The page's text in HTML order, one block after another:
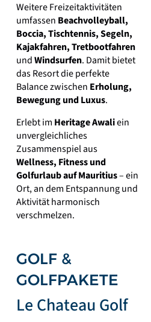
Weitere Freizeitaktivitäten
umfassen Beachvolleyball,
Boccia, Tischtennis, Segeln,
Kajakfahren, Tretbootfahren
undWindsurfen. Damit bietet
das Resort die perfekte
Balance zwischen Erholung,
Bewegung und Luxus.
Erlebt im Heritage Awaliein
unvergleichliches
Zusammenspiel aus
Wellness, Fitness und
Golfurlaub auf Mauritius– ein
Ort, an dem Entspannung und
Aktivität harmonisch
verschmelzen.
GOLF &
GOLFPAKETE
Le Chateau Golf